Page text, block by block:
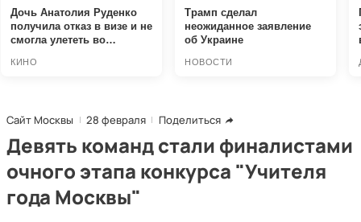
Сайт Москвы 28 февраля Поделиться
Девять команд стали финалистами
очного этапа конкурса "Учителя
года Москвы"